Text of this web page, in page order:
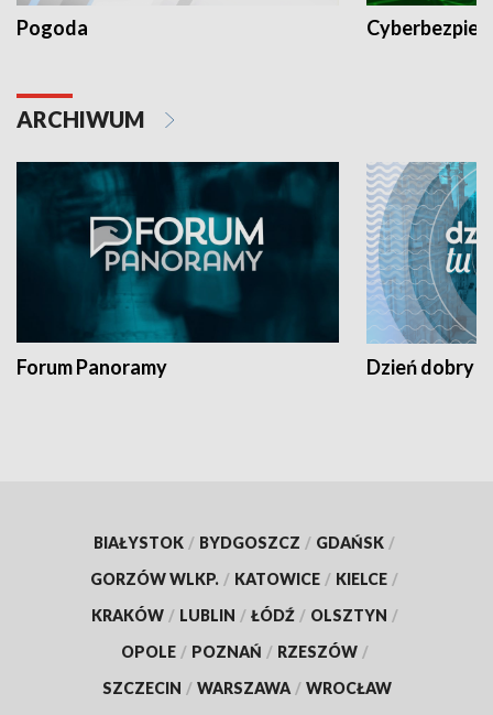
Pogoda
ARCHIWUM
Forum Panoramy Dzień dobry
BIAŁYSTOK / BYDGOSZCZ / GDAŃSK /
GORZÓW WLKP. / KATOWICE / KIELCE /
KRAKÓW / LUBLIN / ŁÓDŹ / OLSZTYN /
OPOLE / POZNAŃ / RZESZÓW /
SZCZECIN / WARSZAWA / WROCŁAW